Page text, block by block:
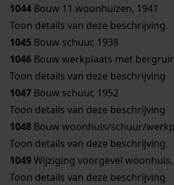
1044 Bouw 11 woonhuizen, 1941
Toon details van deze beschrijving
1045 Bouw schuur, 1938
1046 Bouw werkplaats met
Toon details van deze beschrijving
1047 Bouw schuur, 1952
Toon details van deze beschrijving
1048 Bouw woonhuis/schuur/
Toon details van deze beschrijving
1049Wijziging voorgevel woonhuis,
Toon details van deze beschrijving